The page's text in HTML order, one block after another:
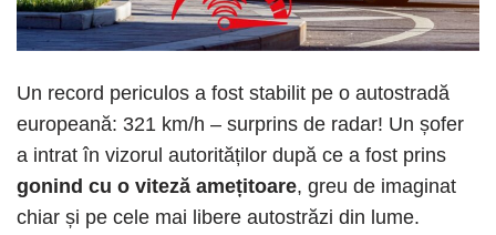
Un record periculos a fost stabilit pe o autostradă
europeană: 321 km/h – surprins de radar! Un șofer
a intrat în vizorul autorităților după ce a fost prins
gonind cu o viteză amețitoare, greu de imaginat
chiar și pe cele mai libere autostrăzi din lume.